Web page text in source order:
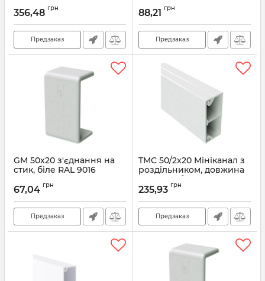
Артикул: 00313C
356,48 грн
Предзаказ
88,21 грн
Предзаказ
GM 50x20 з'єднання на
стик, біле RAL 9016
67,04 грн
Предзаказ
TMC 50/2x20 Мініканал з
роздільником, довжина
2000 мм, білий RAL 9016
Артикул: 00314
235,93 грн
Предзаказ